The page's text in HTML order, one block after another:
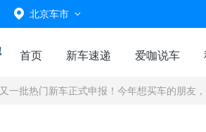
北京车市
首页 新车速递 爱咖说车
又一批热门新车正式申报！今年想买车的朋友